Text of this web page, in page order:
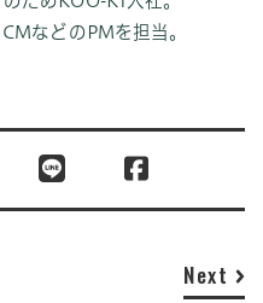
などのPMを担当。
Next